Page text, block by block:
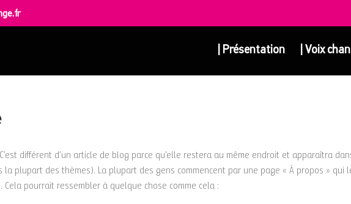
| Présentation | Voix
différent d’un article de blog parce qu’elle restera au même endroit et apparaîtra
plupart des thèmes). La plupart des gens commencent par une page « À propos » qui
pourrait ressembler à quelque chose comme cela :